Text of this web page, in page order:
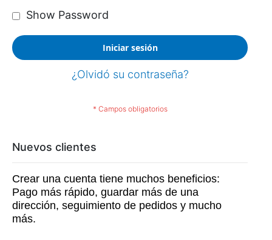
Show Password
Iniciar sesión
¿Olvidó su contraseña?
Nuevos clientes
Crear una cuenta tiene muchos beneficios:
Pago más rápido, guardar más de una
dirección, seguimiento de pedidos y mucho
más.